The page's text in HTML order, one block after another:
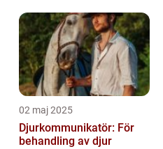
02 maj 2025
Djurkommunikatör: För
behandling av djur